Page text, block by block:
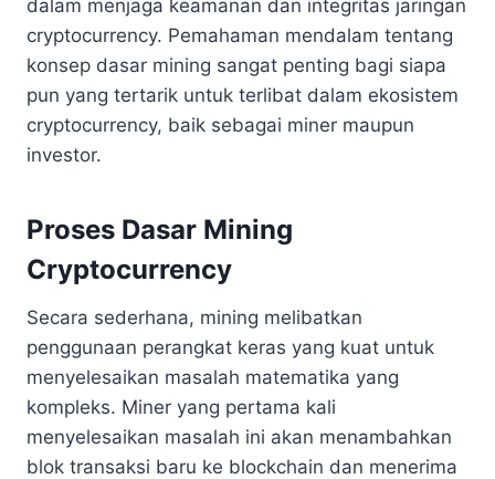
dalam menjaga keamanan dan integritas jaringan
cryptocurrency. Pemahaman mendalam tentang
konsep dasar mining sangat penting bagi siapa
pun yang tertarik untuk terlibat dalam ekosistem
cryptocurrency, baik sebagai miner maupun
investor.
Proses Dasar Mining
Cryptocurrency
Secara sederhana, mining melibatkan
penggunaan perangkat keras yang kuat untuk
menyelesaikan masalah matematika yang
kompleks. Miner yang pertama kali
menyelesaikan masalah ini akan menambahkan
blok transaksi baru ke blockchain dan menerima